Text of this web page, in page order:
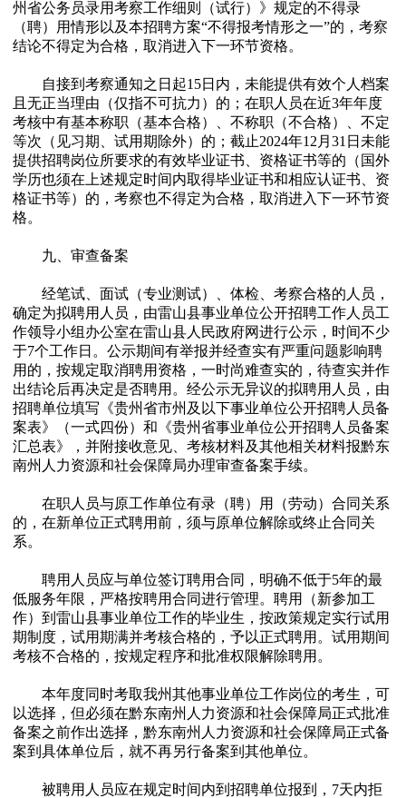
州省公务员录用考察工作细则（试行）》规定的不得录
（聘）用情形以及本招聘方案“不得报考情形之一”的，考察
结论不得定为合格，取消进入下一环节资格。
自接到考察通知之日起15日内，未能提供有效个人档案
且无正当理由（仅指不可抗力）的；在职人员在近3年年度
考核中有基本称职（基本合格）、不称职（不合格）、不定
等次（见习期、试用期除外）的；截止2024年12月31日未能
提供招聘岗位所要求的有效毕业证书、资格证书等的（国外
学历也须在上述规定时间内取得毕业证书和相应认证书、资
格证书等）的，考察也不得定为合格，取消进入下一环节资
格。
九、审查备案
经笔试、面试（专业测试）、体检、考察合格的人员，
确定为拟聘用人员，由雷山县事业单位公开招聘工作人员工
作领导小组办公室在雷山县人民政府网进行公示，时间不少
于7个工作日。公示期间有举报并经查实有严重问题影响聘
用的，按规定取消聘用资格，一时尚难查实的，待查实并作
出结论后再决定是否聘用。经公示无异议的拟聘用人员，由
招聘单位填写《贵州省市州及以下事业单位公开招聘人员备
案表》（一式四份）和《贵州省事业单位公开招聘人员备案
汇总表》，并附接收意见、考核材料及其他相关材料报黔东
南州人力资源和社会保障局办理审查备案手续。
在职人员与原工作单位有录（聘）用（劳动）合同关系
的，在新单位正式聘用前，须与原单位解除或终止合同关
系。
聘用人员应与单位签订聘用合同，明确不低于5年的最
低服务年限，严格按聘用合同进行管理。聘用（新参加工
作）到雷山县事业单位工作的毕业生，按政策规定实行试用
期制度，试用期满并考核合格的，予以正式聘用。试用期间
考核不合格的，按规定程序和批准权限解除聘用。
本年度同时考取我州其他事业单位工作岗位的考生，可
以选择，但必须在黔东南州人力资源和社会保障局正式批准
备案之前作出选择，黔东南州人力资源和社会保障局正式备
案到具体单位后，就不再另行备案到其他单位。
被聘用人员应在规定时间内到招聘单位报到，7天内拒